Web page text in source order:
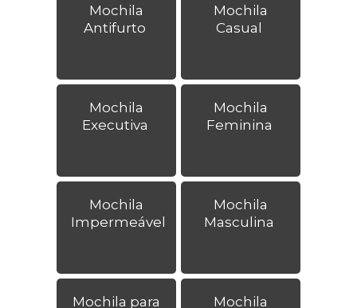
Mochila
Antifurto
Mochila
Casual
Mochila
Executiva
Mochila
Feminina
Mochila
Impermeável
Mochila
Masculina
Mochila para
Mochila